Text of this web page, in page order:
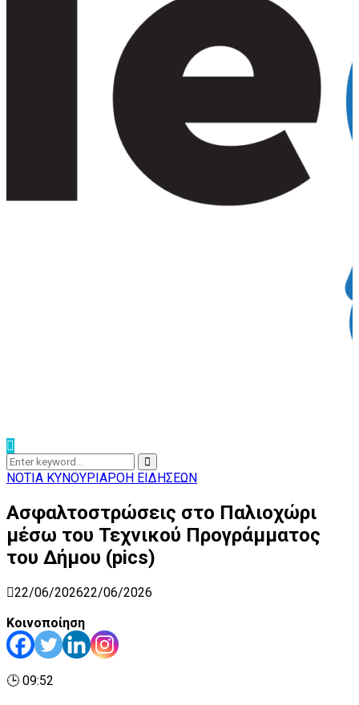
Search
for:
Search
ΝΟΤΙΑ ΚΥΝΟΥΡΙΑΡΟΗ ΕΙΔΗΣΕΩΝ
Ασφαλτοστρώσεις στο Παλιοχώρι
μέσω του Τεχνικού Προγράμματος
του Δήμου (pics)
22/06/202622/06/2026
Κοινοποίηση
🕒 09:52